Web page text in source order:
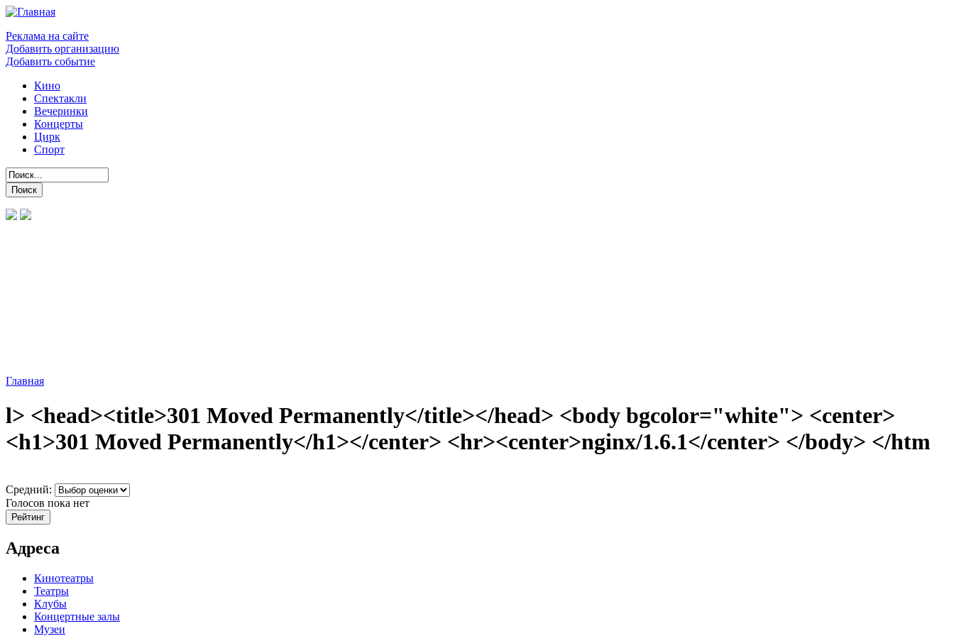
Реклама на сайте
Добавить организацию
Добавить событие
Кино
Спектакли
Вечеринки
Концерты
Цирк
Спорт
Главная
l> <head><title>301 Moved Permanently</title></head> <body bgcolor="white"> <center>
<h1>301 Moved Permanently</h1></center> <hr><center>nginx/1.6.1</center> </body> </htm
Средний:
Голосов пока нет
Адреса
Кинотеатры
Театры
Клубы
Концертные залы
Музеи